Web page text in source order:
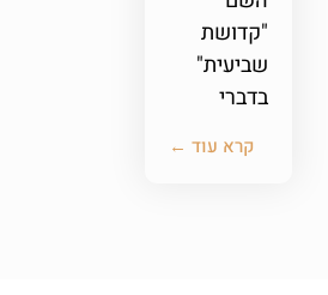
"קדושת
שביעית"
בדברי
קרא עוד ←